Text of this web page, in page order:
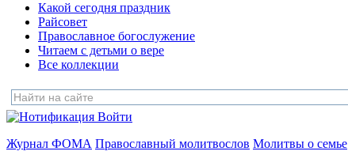
Какой сегодня праздник
Райсовет
Православное богослужение
Читаем с детьми о вере
Все коллекции
Войти
Журнал ФОМА Православный молитвослов Молитвы о семье